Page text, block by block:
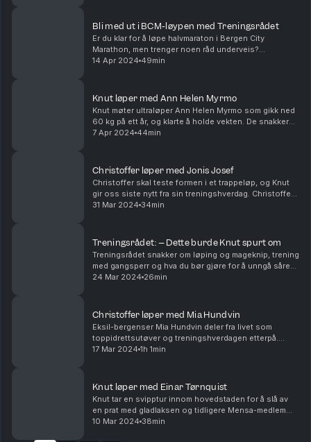
Bli med ut i BCM-løypen med Treningsrådet
Er du klar for å løpe halvmaraton i Bergen City
Marathon, men trenger noen råd underveis?
Treningsrådet går gjennom løypetraseen og forteller
14 Apr 2024 49min
Knut løper med Ann Helen Myrmo
Knut møter ultraløper Ann Helen Myrmo som gikk ned
60 kg på ett år, og klarte å holde vekten. De snakker
om stigma med å være overvektig, hva som må til for å
7 Apr 2024 44min
Christoffer løper med Jonis Josef
Christoffer skal teste formen i et trappeløp, og Knut
gir oss siste nytt fra sin treningshverdag. Christoffer
har også truffet komikeren Jonis Josef. Hvor lettrent
31 Mar 2024 34min
Treningsrådet: – Dette burde Knut spurt om
Treningsrådet snakker om løping og mageknip, trening
med gangsperr og hva du bør gjøre for å unngå såre
brystvorter.
24 Mar 2024 26min
Christoffer løper med Mia Hundvin
Eksil-bergenser Mia Hundvin deler fra livet som
toppidrettsutøver og treningshverdagen etterpå.
Christoffer Schjelderup tar også en telefon til Knut for
17 Mar 2024 1h 1min
Knut løper med Einar Tørnquist
Knut tar en svipptur innom hovedstaden for å slå av
en prat med gladlaksen og tidligere Mensa-medlem
Einar Tørnquist. De snakker om sin felles kjærlighet
10 Mar 2024 38min